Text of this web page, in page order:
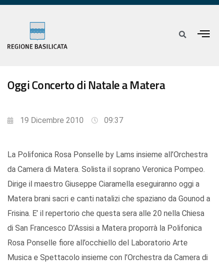
Oggi Concerto di Natale a Matera
19 Dicembre 2010 09:37
La Polifonica Rosa Ponselle by Lams insieme all’Orchestra
da Camera di Matera. Solista il soprano Veronica Pompeo.
Dirige il maestro Giuseppe Ciaramella eseguiranno oggi a
Matera brani sacri e canti natalizi che spaziano da Gounod a
Frisina. E’ il repertorio che questa sera alle 20 nella Chiesa
di San Francesco D’Assisi a Matera proporrà la Polifonica
Rosa Ponselle fiore all’occhiello del Laboratorio Arte
Musica e Spettacolo insieme con l’Orchestra da Camera di